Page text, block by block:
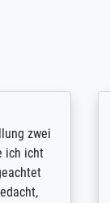
to
the best
by the